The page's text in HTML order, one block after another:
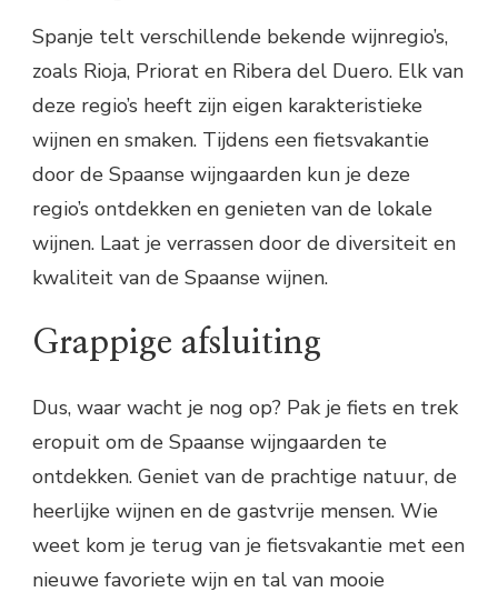
Spanje telt verschillende bekende wijnregio’s,
zoals Rioja, Priorat en Ribera del Duero. Elk van
deze regio’s heeft zijn eigen karakteristieke
wijnen en smaken. Tijdens een fietsvakantie
door de Spaanse wijngaarden kun je deze
regio’s ontdekken en genieten van de lokale
wijnen. Laat je verrassen door de diversiteit en
kwaliteit van de Spaanse wijnen.
Grappige afsluiting
Dus, waar wacht je nog op? Pak je fiets en trek
eropuit om de Spaanse wijngaarden te
ontdekken. Geniet van de prachtige natuur, de
heerlijke wijnen en de gastvrije mensen. Wie
weet kom je terug van je fietsvakantie met een
nieuwe favoriete wijn en tal van mooie